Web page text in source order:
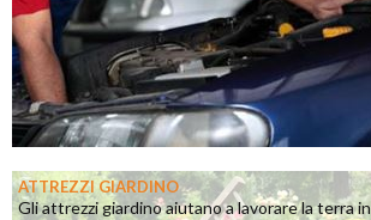
ATTREZZI GIARDINO
Gli attrezzi giardino aiutano a lavorare la terra in